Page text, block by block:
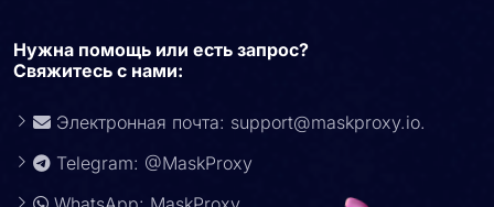
Нужна помощь или есть запрос?
Свяжитесь с нами:
Электронная почта: support@maskproxy.io
Telegram: @MaskProxy
WhatsApp: MaskProxy